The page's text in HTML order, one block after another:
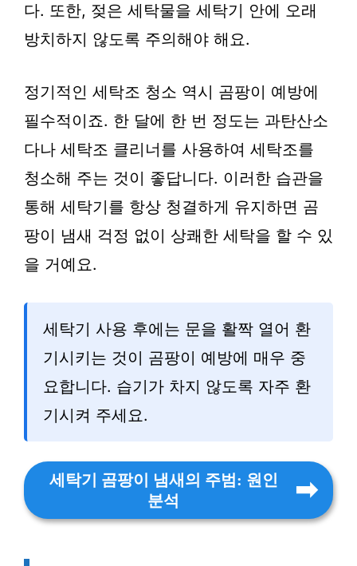
다. 또한, 젖은 세탁물을 세탁기 안에 오래
방치하지 않도록 주의해야 해요.
정기적인 세탁조 청소 역시 곰팡이 예방에
필수적이죠. 한 달에 한 번 정도는 과탄산소
다나 세탁조 클리너를 사용하여 세탁조를
청소해 주는 것이 좋답니다. 이러한 습관을
통해 세탁기를 항상 청결하게 유지하면 곰
팡이 냄새 걱정 없이 상쾌한 세탁을 할 수 있
을 거예요.
세탁기 사용 후에는 문을 활짝 열어 환
기시키는 것이 곰팡이 예방에 매우 중
요합니다. 습기가 차지 않도록 자주 환
기시켜 주세요.
세탁기 곰팡이 냄새의 주범: 원인
분석